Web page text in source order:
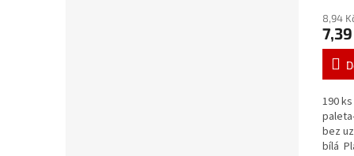
8,94
190
bez
bílá